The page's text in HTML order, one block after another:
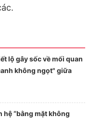
lộ gây sốc về mối quan
không ngọt" giữa
hệ “bằng mặt không